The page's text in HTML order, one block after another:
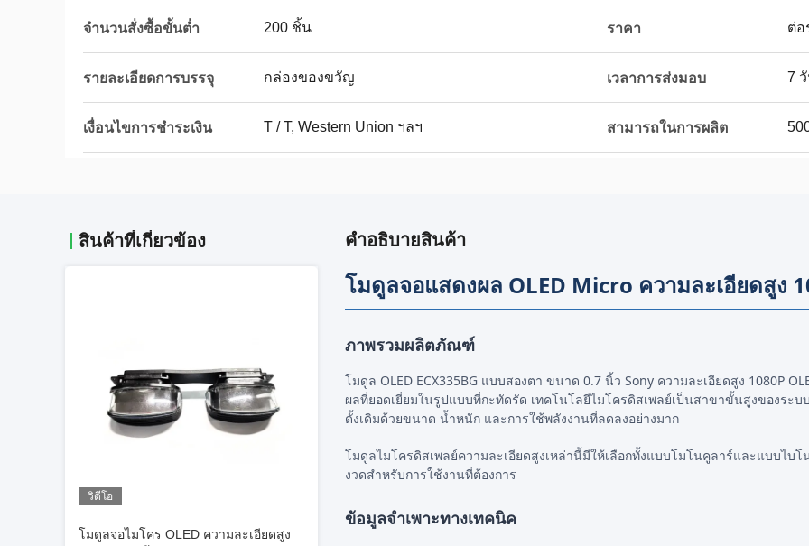
จำนวนสั่งซื้อขั้นต่ำ 200 ชิ้น ราคา ต่อ
รายละเอียดการบรรจุ กล่องของขวัญ เวลาการส่งมอบ 7
เงื่อนไขการชำระเงิน T / T, Western Union ฯลฯ สามารถในการผลิต
สินค้าที่เกี่ยวข้อง
วิดีโอ
โมดูลจอไมโคร OLED ความละเอียดสูง
คําอธิบายสินค้า
โมดูลจอแสดงผล OLED Micro ความละเอียดสูง
ภาพรวมผลิตภัณฑ์
โมดูล OLED ECX335BG แบบสองตา ขนาด 0.7 นิ้ว Sony ความละเอียดสูง 1080P
ผลที่ยอดเยี่ยมในรูปแบบที่กะทัดรัด เทคโนโลยีไมโครดิสเพลย์เป็นสาขาขั้นสูงของระบ
ดั้งเดิมด้วยขนาด น้ำหนัก และการใช้พลังงานที่ลดลงอย่างมาก
โมดูลไมโครดิสเพลย์ความละเอียดสูงเหล่านี้มีให้เลือกทั้งแบบโมโนคูลาร์และแบบไ
งวดสำหรับการใช้งานที่ต้องการ
ข้อมูลจำเพาะทางเทคนิค